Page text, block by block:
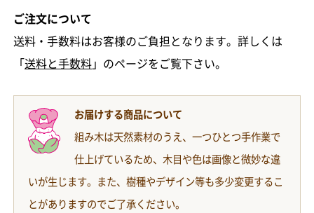
ご注文について
送料・手数料はお客様のご負担となります。詳しくは
「送料と手数料」のページをご覧下さい。
お届けする商品について
組み木は天然素材のうえ、一つひとつ手作業で
仕上げているため、木目や色は画像と微妙な違
いが生じます。また、樹種やデザイン等も多少変更するこ
とがありますのでご了承ください。